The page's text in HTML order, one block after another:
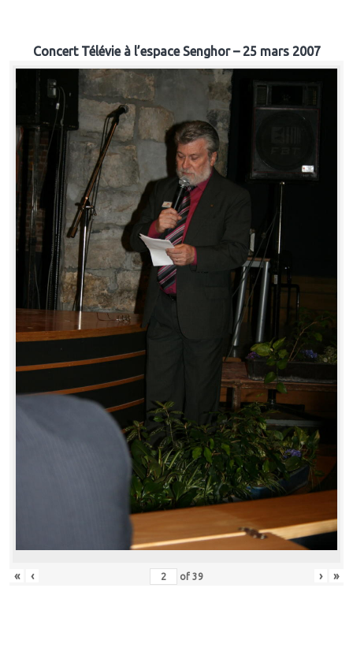
Concert Télévie à l’espace Senghor – 25 mars 2007
« ‹ of 39 › »